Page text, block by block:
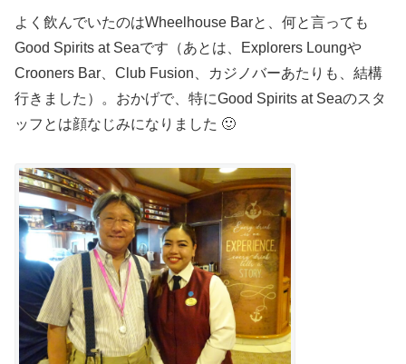
よく飲んでいたのはWheelhouse Barと、何と言っても
Good Spirits at Seaです（あとは、Explorers Loungや
Crooners Bar、Club Fusion、カジノバーあたりも、結構
行きました）。おかげで、特にGood Spirits at Seaのスタ
ッフとは顔なじみになりました 🙂